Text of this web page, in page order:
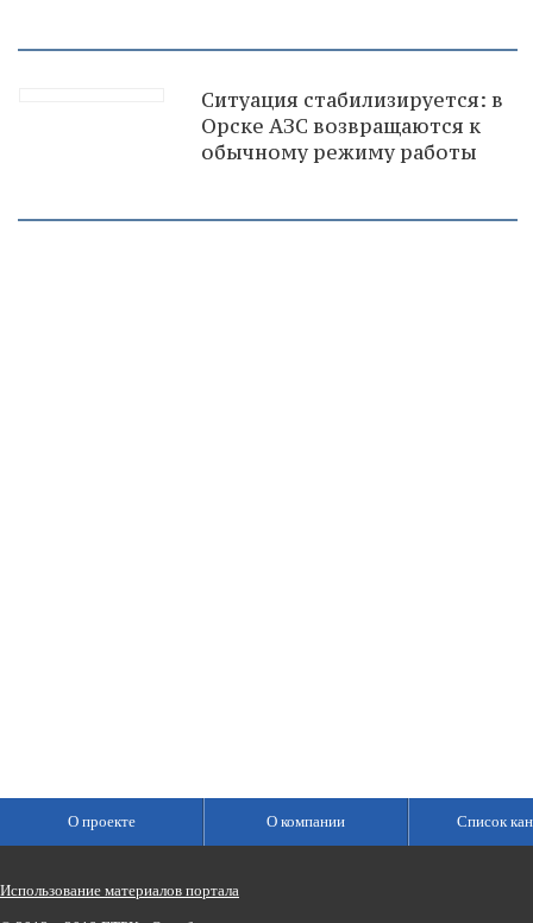
Ситуация стабилизируется: в
Орске АЗС возвращаются к
обычному режиму работы
О проекте О компании Список
Использование материалов портала